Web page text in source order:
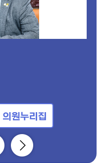
의원누리집
의원누리집
의원누리집
의원누리집
의원누리집
의원누리집
의원누리집
의원누리집
의원누리집
의원누리집
의원누리집
의원누리집
의원누리집
의원누리집
의원누리집
의원누리집
의원누리집
의원누리집
의원누리집
의원누리집
의원누리집
의원누리집
의원누리집
의원누리집
의원누리집
의원누리집
의원누리집
의원누리집
의원누리집
의원누리집
의원누리집